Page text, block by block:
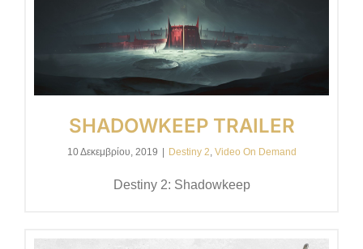
SHADOWKEEP TRAILER
10 Δεκεμβρίου, 2019 Destiny 2, Video On Demand
Destiny 2: Shadowkeep